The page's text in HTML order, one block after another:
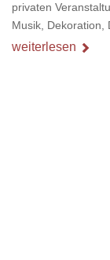
privaten
Musik, Dekoration,
zusammenpassen,
weiterlesen